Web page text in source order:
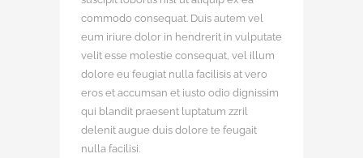
commodo consequat. Duis autem vel
eum iriure dolor in hendrerit in vulputate
velit esse molestie consequat, vel illum
dolore eu feugiat nulla facilisis at vero
eros et accumsan et iusto odio dignissim
qui blandit praesent luptatum zzril
delenit augue duis dolore te feugait
nulla facilisi.